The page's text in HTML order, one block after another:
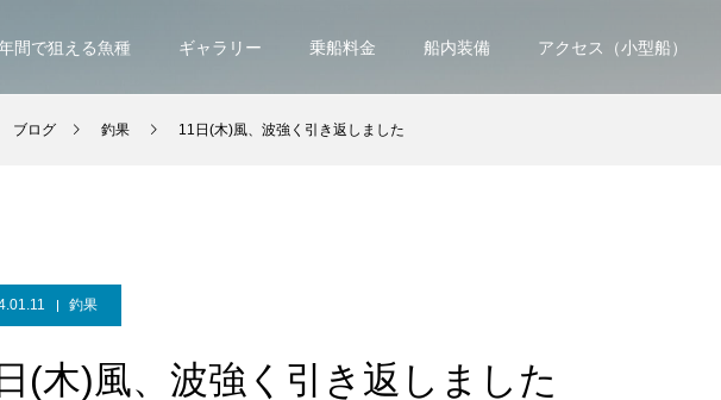
間で狙える魚種 ギャラリー 乗船料金 船内装備 アクセス（小型船）
ブログ 釣果 11日(木)風、波強く引き返しました
釣果
(木)風、波強く引き返しました